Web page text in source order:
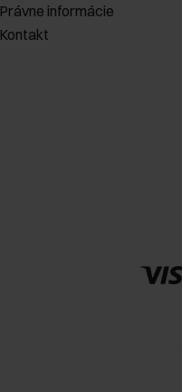
Právne informácie
Kontakt